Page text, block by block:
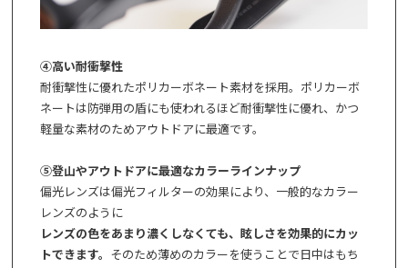
④高い耐衝撃性
耐衝撃性に優れたポリカーボネート素材を採用。ポリカーボ
ネートは防弾用の盾にも使われるほど耐衝撃性に優れ、かつ
軽量な素材のためアウトドアに最適です。
⑤登山やアウトドアに最適なカラーラインナップ
偏光レンズは偏光フィルターの効果により、一般的なカラー
レンズのように
レンズの色をあまり濃くしなくても、眩しさを効果的にカッ
トできます。 そのため薄めのカラーを使うことで日中はもち